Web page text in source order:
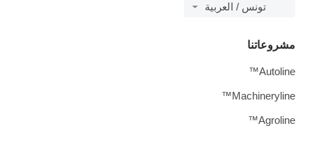
تونس / العربية
مشروعاتنا
Autoline™
Machineryline™
Agroline™